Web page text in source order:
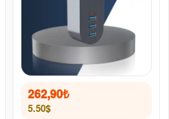
262,90₺
5.50$